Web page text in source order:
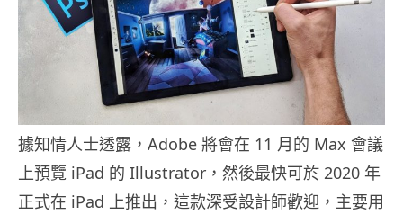
據知情人士透露，Adobe 將會在 11 月的 Max 會議
上預覽 iPad 的 Illustrator，然後最快可於 2020 年
正式在 iPad 上推出，這款深受設計師歡迎，主要用